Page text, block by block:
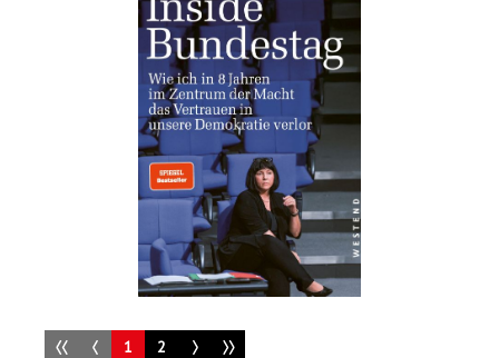
Details
Buch: 24,00 €
18,99 €
1 2